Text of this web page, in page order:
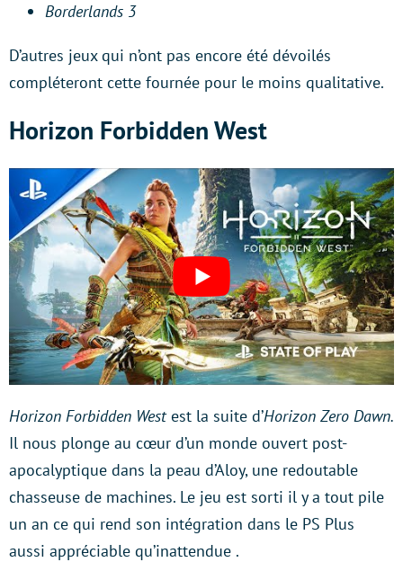
Borderlands 3
D’autres jeux qui n’ont pas encore été dévoilés
compléteront cette fournée pour le moins qualitative.
Horizon Forbidden West
Horizon Forbidden Westest la suite d’Horizon Zero Dawn.
Il nous plonge au cœur d’un monde ouvert post-
apocalyptique dans la peau d’Aloy, une redoutable
chasseuse de machines. Le jeu est sorti il y a tout pile
un an ce qui rend son intégration dans le PS Plus
aussi appréciable qu’inattendue .